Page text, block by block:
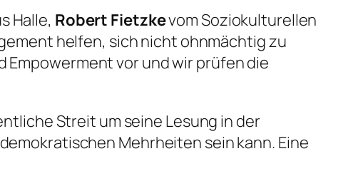
Halle, Robert Fietzkevom Soziokulturellen
helfen, sich nicht ohnmächtig zu
vor und wir prüfen die
Streit um seine Lesung in der
Mehrheiten sein kann. Eine